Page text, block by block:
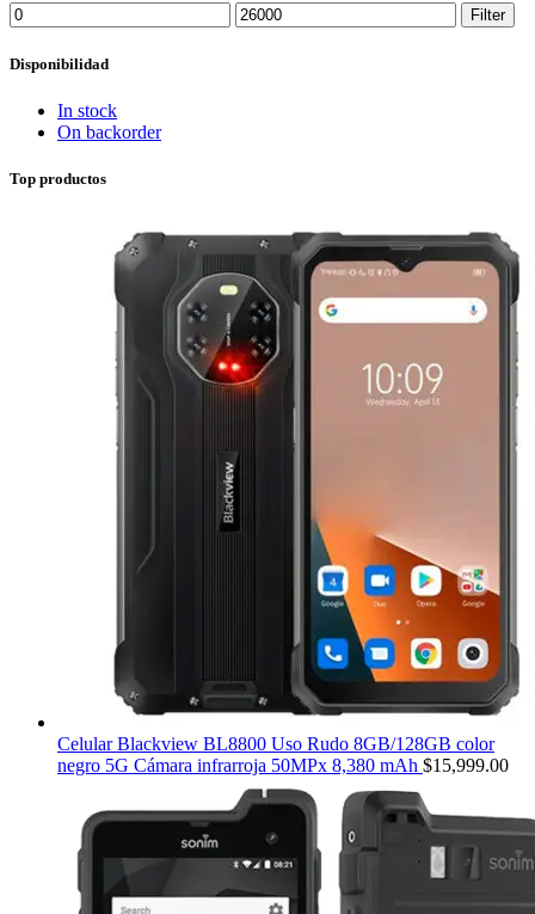
Min
price
Max
price
Filter
Disponibilidad
In stock
On backorder
Top productos
Celular Blackview BL8800 Uso Rudo 8GB/128GB color
negro 5G Cámara infrarroja 50MPx 8,380 mAh $15,999.00